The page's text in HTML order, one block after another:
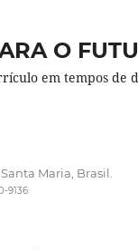
O
em tempos de
Maria, Brasil.
9136